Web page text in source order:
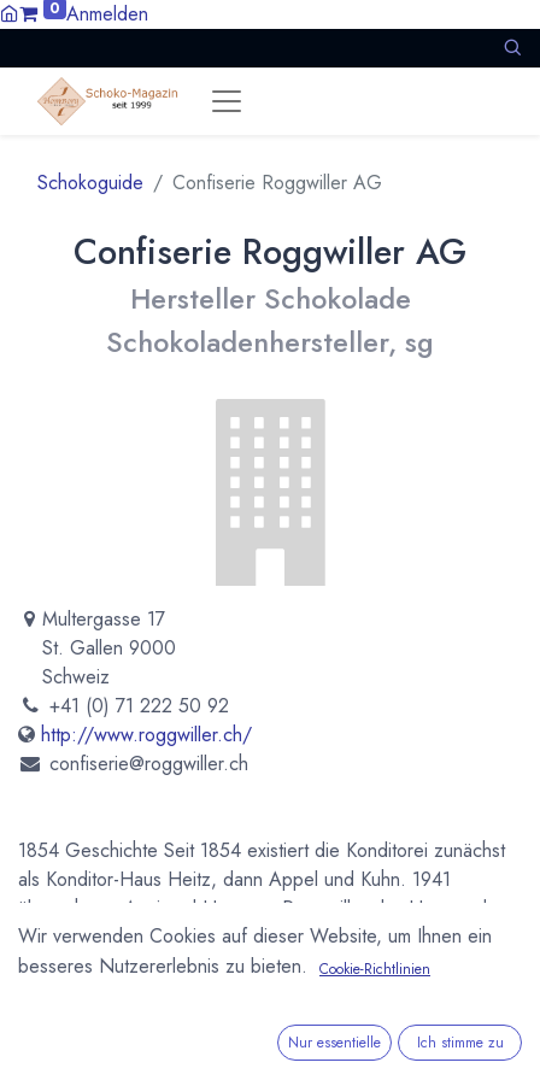
0 Anmelden
Schokoguide Confiserie Roggwiller AG
Confiserie Roggwiller AG
Hersteller Schokolade
Schokoladenhersteller, sg
Multergasse 17
St. Gallen 9000
Schweiz
+41 (0) 71 222 50 92
http://www.roggwiller.ch/
confiserie@roggwiller.ch
1854 Geschichte Seit 1854 existiert die Konditorei zunächst
als Konditor-Haus Heitz, dann Appel und Kuhn. 1941
übernahmen Anni und Hermann Roggwiller das Haus und
machten es mit ihren Spezialitäten weithin bekannt. Ab 1971
war die Confiserie an Margrit und Claude Bauhofer
Gallen eröffnen und 1982 das Geschäft kaufen. 1982
übernehmt mit Monika und Martin Schnyder die jetztige
Wir verwenden Cookies auf dieser Website, um Ihnen ein
besseres Nutzererlebnis zu bieten.
Cookie-Richtlinien
Nur essentielle Ich stimme zu